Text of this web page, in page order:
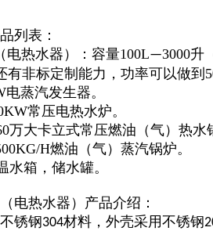
列表：
电热水器）：容量100L—3000升
有非标定制能力，功率可以做到
蒸汽发生器。
常压电热水炉。
万大卡立式常压燃油（气）热水
H燃油（气）蒸汽锅炉。
水箱，储水罐。
电热水器）产品介绍：
锈钢304材料，外壳采用不锈钢